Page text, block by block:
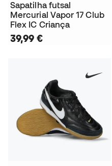
Sapatilha futsal
Mercurial Vapor 17 Club
Flex IC Criança
39,99 €